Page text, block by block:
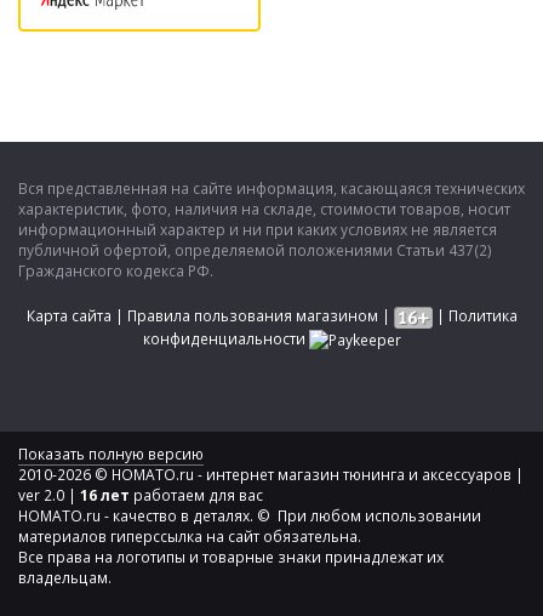
Вся представленная на сайте информация, касающаяся технических
характеристик, фото, наличия на складе, стоимости товаров, носит
информационный характер и ни при каких условиях не является
публичной офертой, определяемой положениями Статьи 437(2)
Гражданского кодекса РФ.
Карта сайта | Правила пользования магазином | | Политика
конфиденциальности
Показать полную версию
2010-2026 © HOMATO.ru - интернет магазин тюнинга и аксессуаров |
ver 2.0 | 16 лет работаем для вас
HOMATO.ru - качество в деталях. © При любом использовании
материалов гиперссылка на сайт обязательна.
Все права на логотипы и товарные знаки принадлежат их
владельцам.